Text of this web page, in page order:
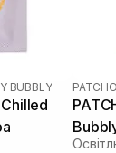
BUBBLY